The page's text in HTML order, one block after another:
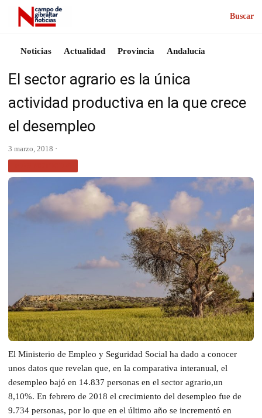
Buscar
Noticias Actualidad Provincia Andalucía
El sector agrario es la única
actividad productiva en la que crece
el desempleo
3 marzo, 2018 ·
El Ministerio de Empleo y Seguridad Social ha dado a conocer
unos datos que revelan que, en la comparativa interanual, el
desempleo bajó en 14.837 personas en el sector agrario,un
8,10%. En febrero de 2018 el crecimiento del desempleo fue de
9.734 personas, por lo que en el último año se incrementó en